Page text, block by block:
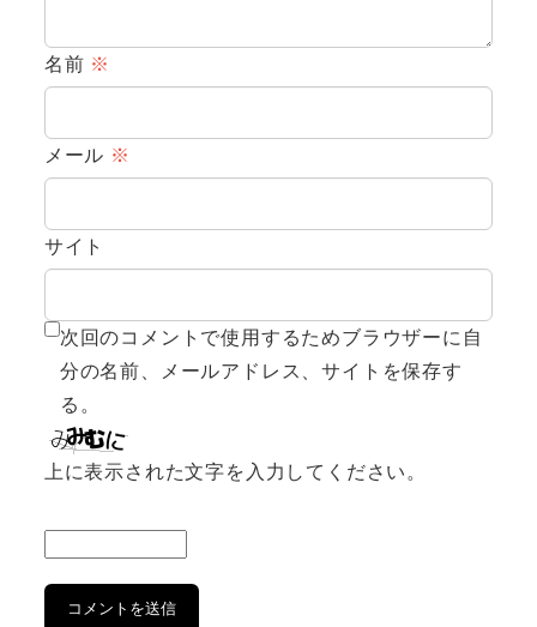
名前 ※
メール ※
サイト
次回のコメントで使用するためブラウザーに自
分の名前、メールアドレス、サイトを保存す
る。
上に表示された文字を入力してください。